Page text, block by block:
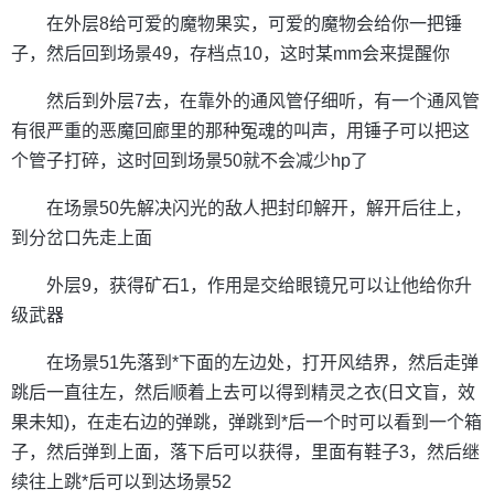
在外层8给可爱的魔物果实，可爱的魔物会给你一把锤
子，然后回到场景49，存档点10，这时某mm会来提醒你
然后到外层7去，在靠外的通风管仔细听，有一个通风管
有很严重的恶魔回廊里的那种冤魂的叫声，用锤子可以把这
个管子打碎，这时回到场景50就不会减少hp了
在场景50先解决闪光的敌人把封印解开，解开后往上，
到分岔口先走上面
外层9，获得矿石1，作用是交给眼镜兄可以让他给你升
级武器
在场景51先落到*下面的左边处，打开风结界，然后走弹
跳后一直往左，然后顺着上去可以得到精灵之衣(日文盲，效
果未知)，在走右边的弹跳，弹跳到*后一个时可以看到一个箱
子，然后弹到上面，落下后可以获得，里面有鞋子3，然后继
续往上跳*后可以到达场景52